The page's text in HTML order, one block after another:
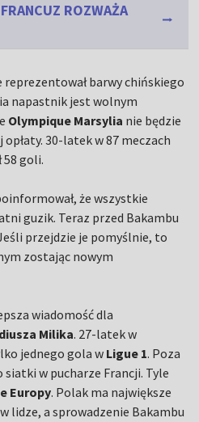
ROZWAŻA
barwy chińskiego
napastnik jest wolnym
Olympique Marsylia nie będzie
opłaty. 30-latek w 87 meczach
goli.
że wszystkie
guzik. Teraz przed Bakambu
przejdzie je pomyślnie, to
zostając nowym
wiadomość dla
Milika. 27-latek w
jednego gola w Ligue 1. Poza
w pucharze Francji. Tyle
Europy. Polak ma największe
lidze, a sprowadzenie Bakambu